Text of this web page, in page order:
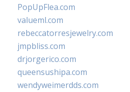
PopUpFlea.com
valueml.com
rebeccatorresjewelry.com
jmpbliss.com
drjorgerico.com
queensushipa.com
wendyweimerdds.com